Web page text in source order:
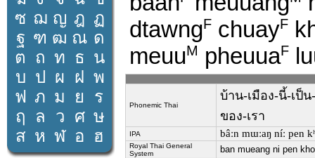
ซ ฌ ญ ฎ ฏ
ฐ ฑ ฒ ณ ด
ต ถ ท ธ น
บ ป ผ ฝ พ
ฟ ภ ม ย
ร
ฤ
ล ว ศ ษ
ส ห ฬ อ ฮ
dtawngF chuayF
meuuM pheuuaF
Phonemic Thai
บ้าน-เมือง-นี้-เป็
ของ-เรา
IPA bâːn mɯːaŋ níː pen
Royal Thai General
System
ban mueang ni pen